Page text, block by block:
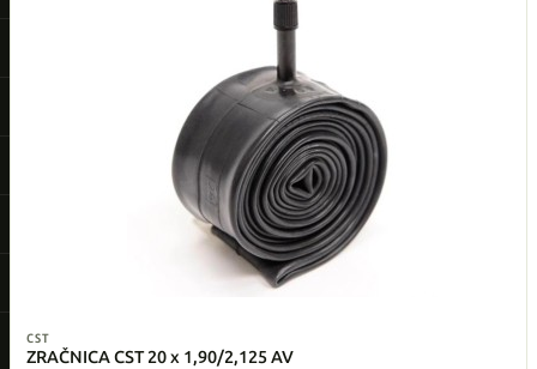
CST
ZRAČNICA CST 20 x 1,90/2,125 AV